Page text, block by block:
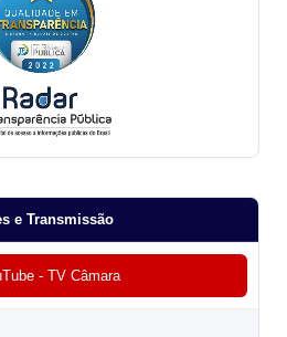
e Transmissão
- TV Câmara